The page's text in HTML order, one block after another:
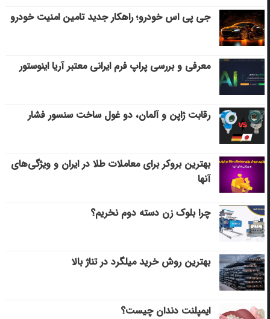
جی پی اس خودرو؛ راهکار جدید تامین امنیت خودرو
معرفی و بررسی پراپ فرم ایرانی معتبر آریا اینوستور
رقابت ژاپن و آلمان، دو غول ساخت سنسور فشار
بهترین بروکر برای معاملات طلا در ایران و ویژگی‌های
آنها
چرا بلوک زن دسته دوم نخریم؟
بهترین روش خرید میلگرد در تناژ بالا
ایمپلنت دندان چیست؟